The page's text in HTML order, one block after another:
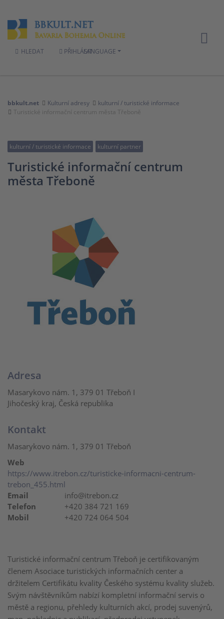
HLEDAT PŘIHLÁSITLANGUAGE
bbkult.net Kulturní adresy
kulturní / turistické informace
Turistické informační centrum města Třeboně
kulturní / turistické informace kulturní partner
Turistické informační centrum
města Třeboně
Turistické informační centrum Třeboň je certifikovaným
členem Asociace turistických informačních center a
držitelem Certifikátu kvality Českého systému kvality služeb.
Svým návštěvníkům nabízí kompletní informační servis o
městě a regionu, přehledy kulturních akcí, prodej suvenýrů,
Adresa
Masarykovo nám. 1, 379 01 Třeboň I
Jihočeský kraj, Česká republika
Kontakt
Masarykovo nám. 1, 379 01 Třeboň
Web
https://www.itrebon.cz/turisticke-informacni-centrum-
trebon_455.html
Email
info@itrebon.cz
Telefon
+420 384 721 169
Mobil
+420 724 064 504